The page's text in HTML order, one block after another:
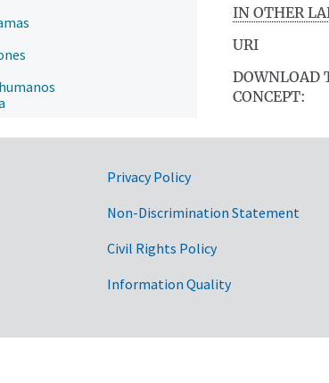
de conflictos
IN OTHER
URI
DOWNLOAD
CONCEPT:
Privacy Policy
Non-Discrimination Statement
Civil Rights Policy
Information Quality